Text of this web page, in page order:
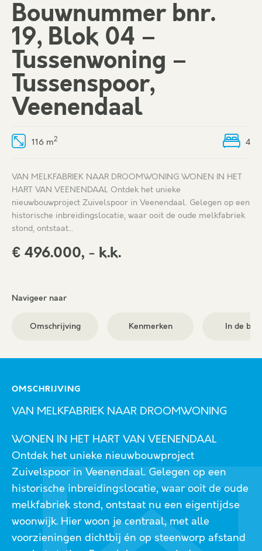
Bouwnummer bnr.
19, Blok 04 –
Tussenwoning –
Tussenspoor,
Veenendaal
116 m2 4
VAN MELKFABRIEK NAAR DROOMWONING WONEN IN HET
HART VAN VEENENDAAL Ontdek het unieke
nieuwbouwproject Zuivelspoor in Veenendaal. Gelegen op een
historische inbreidingslocatie, waar ooit de oude melkfabriek
stond, ontstaat…
€ 496.000, - k.k.
Navigeer naar
Omschrijving Kenmerken In de
OMSCHRIJVING
VAN MELKFABRIEK NAAR DROOMWONING
WONEN IN HET HART VAN VEENENDAAL
Ontdek het unieke nieuwbouwproject
Zuivelspoor in Veenendaal. Gelegen op een
historische inbreidingslocatie, waar ooit de oude
melkfabriek stond, ontstaat nu een eigentijdse
woonwijk. Hier woon je centraal, met alle
voorzieningen dichtbij én op steenworp afstand